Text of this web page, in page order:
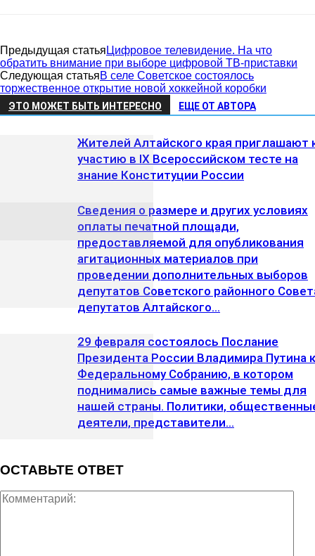
Предыдущая статья Цифровое телевидение. На что
обратить внимание при выборе цифровой ТВ-приставки
Следующая статьяВ селе Советское состоялось
торжественное открытие новой хоккейной коробки
ЭТО МОЖЕТ БЫТЬ ИНТЕРЕСНО ЕЩЕ ОТ АВТОРА
Жителей Алтайского края приглашают
участию в IX Всероссийском тесте на
знание Конституции России
Сведения о размере и других условиях
оплаты печатной площади,
предоставляемой для опубликования
агитационных материалов при
проведении дополнительных выборов
депутатов Советского районного
депутатов Алтайского...
29 февраля состоялось Послание
Президента России Владимира Путина к
Федеральному Собранию, в котором
поднимались самые важные темы для
нашей страны. Политики,
деятели, представители...
ОСТАВЬТЕ ОТВЕТ